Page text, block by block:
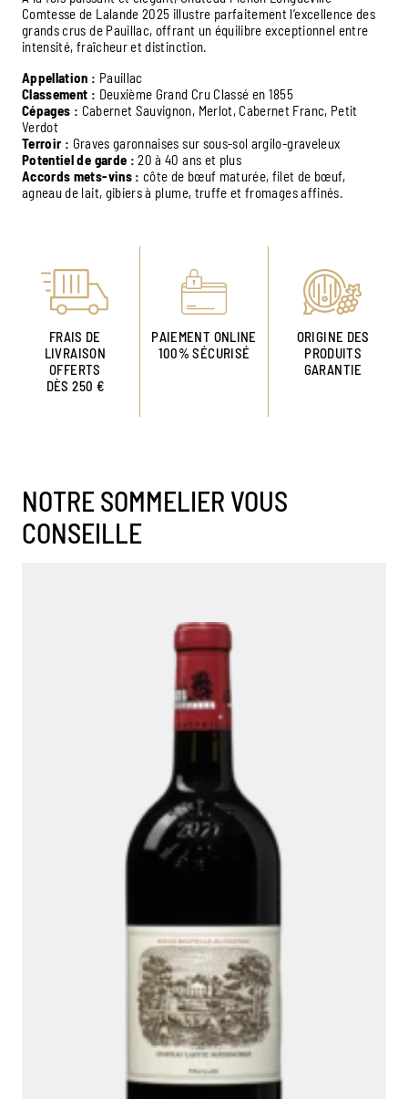
Comtesse de Lalande 2025 illustre parfaitement l’excellence des
grands crus de Pauillac, offrant un équilibre exceptionnel entre
intensité, fraîcheur et distinction.
Appellation : Pauillac
Classement : Deuxième Grand Cru Classé en 1855
Cépages : Cabernet Sauvignon, Merlot, Cabernet Franc, Petit
Verdot
Terroir : Graves garonnaises sur sous-sol argilo-graveleux
Potentiel de garde : 20 à 40 ans et plus
Accords mets-vins : côte de bœuf maturée, filet de bœuf,
agneau de lait, gibiers à plume, truffe et fromages affinés.
FRAIS DE
LIVRAISON
OFFERTS
DÈS 250 €
PAIEMENT ONLINE
100% SÉCURISÉ
ORIGINE DES
PRODUITS
GARANTIE
NOTRE SOMMELIER VOUS
CONSEILLE